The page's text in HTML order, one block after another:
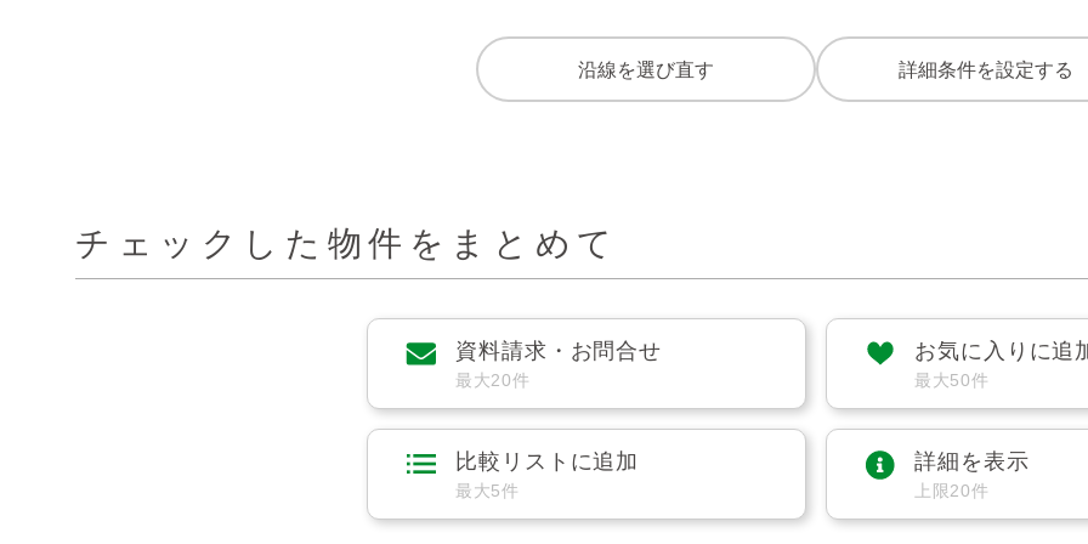
沿線を選び直す 詳細条件を設定する
チェックした物件をまとめて
資料請求・お問合せ
最大20件
お気に入りに追
最大50件
比較リストに追加
最大5件
詳細を表示
上限20件